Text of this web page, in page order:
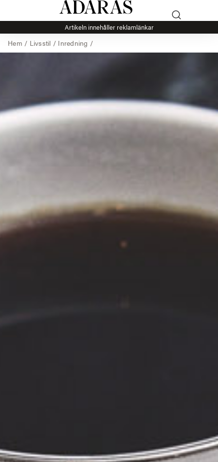
Artikeln innehåller reklamlänkar
Hem / Livsstil / Inredning /